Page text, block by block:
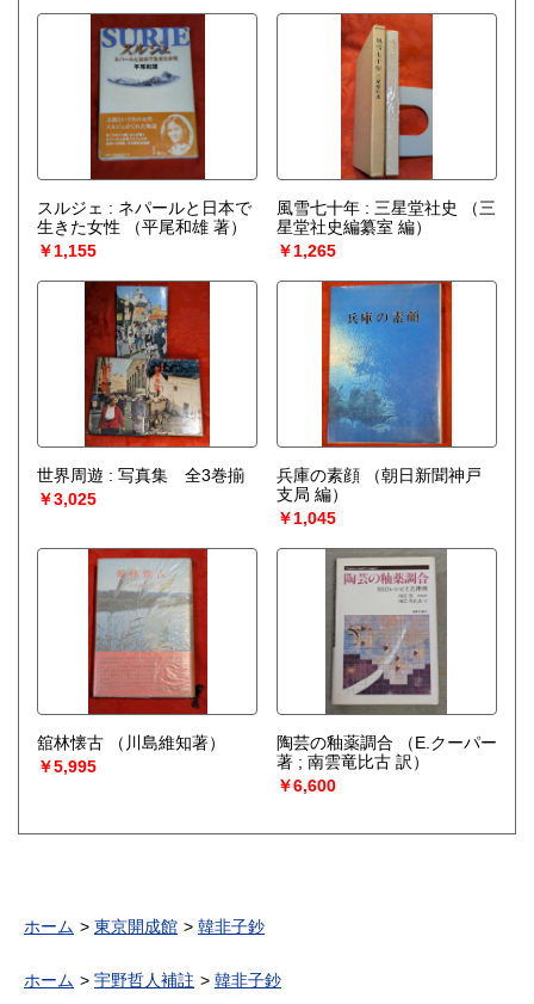
スルジェ : ネパールと日本で
生きた女性
（平尾和雄 著）
￥1,155
風雪七十年 : 三星堂社史
（三
星堂社史編纂室 編）
￥1,265
世界周遊 : 写真集 全3巻揃
￥3,025
兵庫の素顔
（朝日新聞神戸
支局 編）
￥1,045
舘林懐古
（川島維知著）
￥5,995
陶芸の釉薬調合
（E.クーパー
著 ; 南雲竜比古 訳）
￥6,600
ホーム 東京開成館 韓非子鈔
ホーム 宇野哲人補註 韓非子鈔